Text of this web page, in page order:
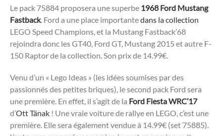
Le pack 75884 proposera une superbe 1968 Ford Mustang
Fastback. Ford a une place importantedans la collection
LEGO Speed Champions, et la Mustang Fastback’68
rejoindra donc les GT40, Ford GT, Mustang 2015 et autre F-
150 Raptor de la collection. Son prix de 14.99€.
Venu d’un « Lego Ideas » (les idées soumises par des
passionnés des petites briques), le second pack Ford sera
une première. En effet, il s’agit de la Ford Fiesta WRC’17
d’Ott Tänak ! Une vraie voiture de rallye en LEGO, c’est une
première. Elle sera également vendue à 14.99€ (set 75885).